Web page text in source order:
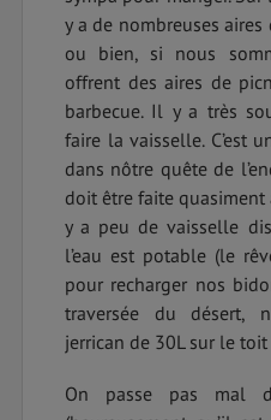
y a de nombreuses
ou bien, si nous
offrent des aires de
barbecue. Il y a très
faire la vaisselle. C’est
dans nôtre quête de
doit être faite quasiment
y a peu de vaisselle
l’eau est potable (le
pour recharger nos
traversée du désert,
jerrican de 30L sur le
On passe pas mal